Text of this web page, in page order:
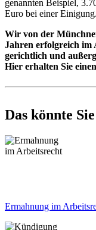
genannten Beispiel,
Euro bei einer Einigung.
Wir von der
Jahren erfolgreich im
gerichtlich und
Hier erhalten Sie
Das könnte
Ermahnung im